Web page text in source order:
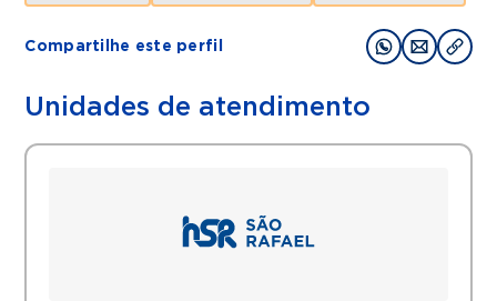
Compartilhe este perfil
Unidades de atendimento